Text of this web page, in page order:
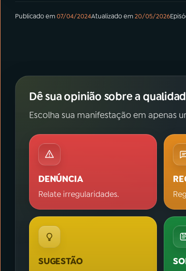
Publicado em07/04/2024Atualizado em20/05/2026
Dê sua opinião sobre a
Escolha sua manifestação em apenas
DENÚNCIA
Relate irregularidades.
SUGESTÃO